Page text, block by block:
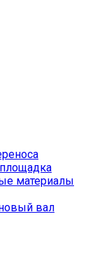
материалы
вал